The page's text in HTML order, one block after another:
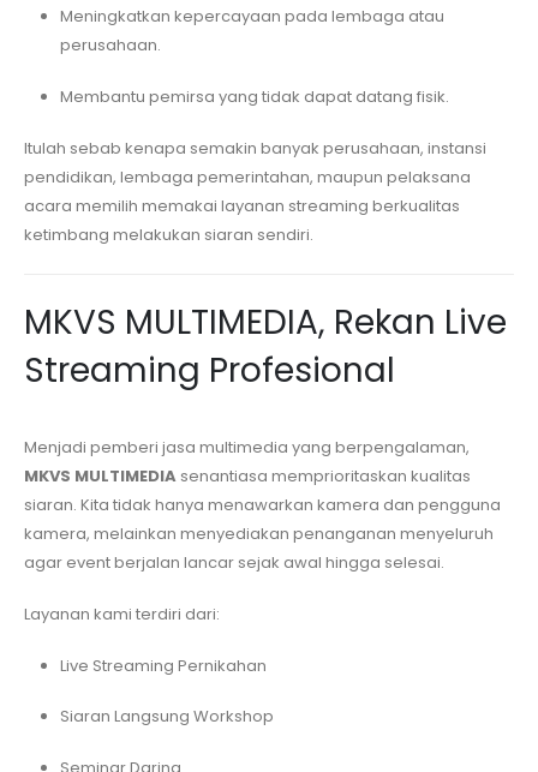
Meningkatkan kepercayaan pada lembaga atau
perusahaan.
Membantu pemirsa yang tidak dapat datang fisik.
Itulah sebab kenapa semakin banyak perusahaan, instansi
pendidikan, lembaga pemerintahan, maupun pelaksana
acara memilih memakai layanan streaming berkualitas
ketimbang melakukan siaran sendiri.
MKVS MULTIMEDIA, Rekan Live
Streaming Profesional
Menjadi pemberi jasa multimedia yang berpengalaman,
MKVS MULTIMEDIA senantiasa memprioritaskan kualitas
siaran. Kita tidak hanya menawarkan kamera dan pengguna
kamera, melainkan menyediakan penanganan menyeluruh
agar event berjalan lancar sejak awal hingga selesai.
Layanan kami terdiri dari:
Live Streaming Pernikahan
Siaran Langsung Workshop
Seminar Daring